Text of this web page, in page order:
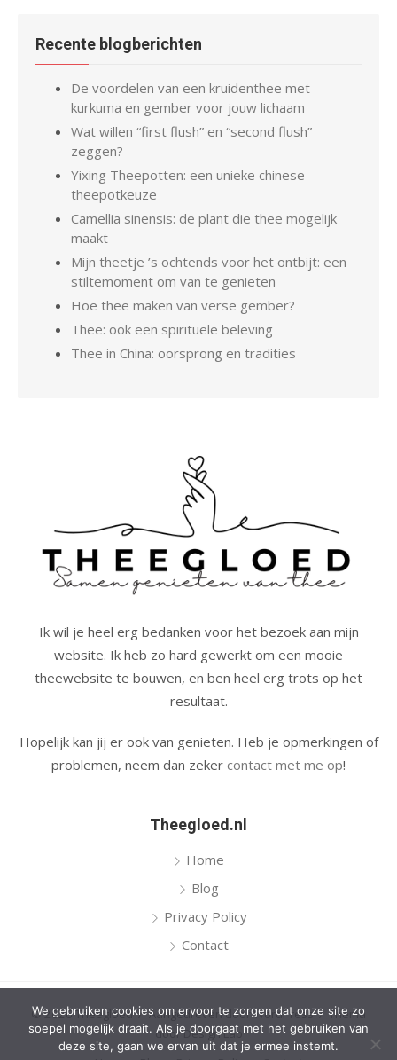
Recente blogberichten
De voordelen van een kruidenthee met
kurkuma en gember voor jouw lichaam
Wat willen “first flush” en “second flush”
zeggen?
Yixing Theepotten: een unieke chinese
theepotkeuze
Camellia sinensis: de plant die thee mogelijk
maakt
Mijn theetje ’s ochtends voor het ontbijt: een
stiltemoment om van te genieten
Hoe thee maken van verse gember?
Thee: ook een spirituele beleving
Thee in China: oorsprong en tradities
Ik wil je heel erg bedanken voor het bezoek aan mijn
website. Ik heb zo hard gewerkt om een mooie
theewebsite te bouwen, en ben heel erg trots op het
resultaat.
Hopelijk kan jij er ook van genieten. Heb je opmerkingen of
problemen, neem dan zeker contact met me op!
Theegloed.nl
Home
Blog
Privacy Policy
Contact
© 2026 Theegloed / Aangedreven door WordPress / Thema
door Design Lab
We gebruiken cookies om ervoor te zorgen dat onze site zo
soepel mogelijk draait. Als je doorgaat met het gebruiken van
deze site, gaan we ervan uit dat je ermee instemt.